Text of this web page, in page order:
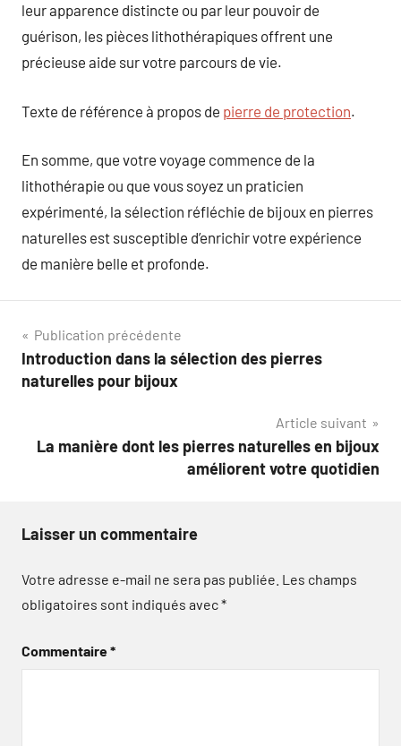
leur apparence distincte ou par leur pouvoir de
guérison, les pièces lithothérapiques offrent une
précieuse aide sur votre parcours de vie.
Texte de référence à propos de pierre de protection.
En somme, que votre voyage commence de la
lithothérapie ou que vous soyez un praticien
expérimenté, la sélection réfléchie de bijoux en pierres
naturelles est susceptible d’enrichir votre expérience
de manière belle et profonde.
Navigation
de
Publication précédente
Introduction dans la sélection des pierres
naturelles pour bijoux
Article suivant
La manière dont les pierres naturelles en bijoux
améliorent votre quotidien
Laisser un commentaire
Votre adresse e-mail ne sera pas publiée. Les champs
obligatoires sont indiqués avec*
Commentaire*